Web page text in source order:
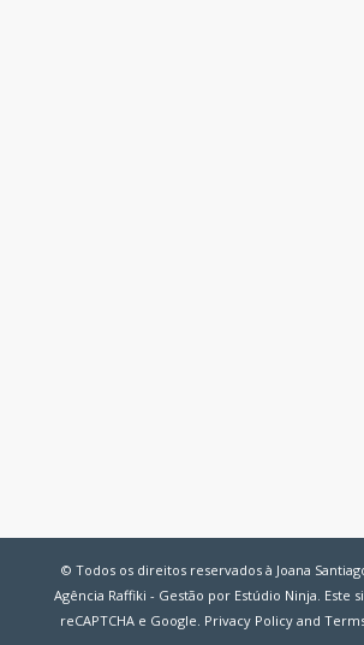
© Todos os direitos reservados à Joana
Agência Raffiki - Gestão por Estúdio Ninja. Este
reCAPTCHA e Google. Privacy Policy and